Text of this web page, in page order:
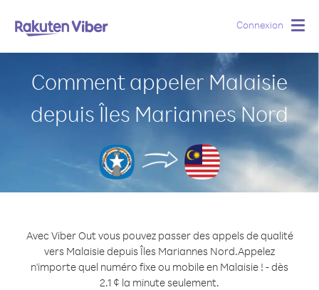
Connexion
Comment appeler Malaisie
depuis Îles Mariannes Nord
Avec Viber Out vous pouvez passer des appels de qualité
vers Malaisie depuis Îles Mariannes Nord.Appelez
n'importe quel numéro fixe ou mobile en Malaisie ! - dès
2.1 ¢ la minute seulement.